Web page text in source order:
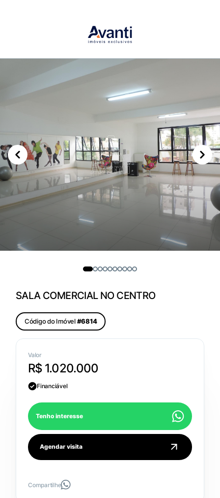
SALA COMERCIAL NO CENTRO
Código do Imóvel#6814
Valor
R$ 1.020.000
Financiável
Tenho interesse
Agendar visita
Compartilhe